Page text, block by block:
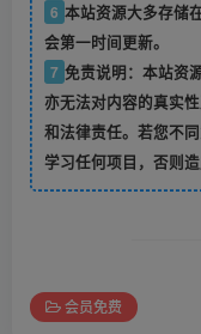
6 本站资源大多存储
会第一时间更新。
7 免责说明：本站资
亦无法对内容的真实
和法律责任。若您不
学习任何项目，否则
会员免费